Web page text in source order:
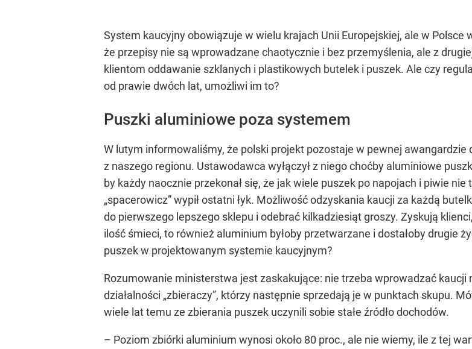
System kaucyjny obowiązuje w wielu krajach Unii Europejskiej, ale w
że przepisy nie są wprowadzane chaotycznie i bez przemyślenia, ale z
klientom oddawanie szklanych i plastikowych butelek i puszek. Ale czy
od prawie dwóch lat, umożliwi im to?
Puszki aluminiowe poza systemem
W lutym informowaliśmy, że polski projekt pozostaje w pewnej
z naszego regionu. Ustawodawca wyłączył z niego choćby aluminiowe
by każdy naocznie przekonał się, że jak wiele puszek po napojach i piwie
„spacerowicz” wypił ostatni łyk. Możliwość odzyskania kaucji za każdą
do pierwszego lepszego sklepu i odebrać kilkadziesiąt groszy. Zyskują
ilość śmieci, to również aluminium byłoby przetwarzane i dostałoby drugie
puszek w projektowanym systemie kaucyjnym?
Rozumowanie ministerstwa jest zaskakujące: nie trzeba wprowadzać
działalności „zbieraczy”, którzy następnie sprzedają je w punktach skupu.
wiele lat temu ze zbierania puszek uczynili sobie stałe źródło dochodów.
– Poziom zbiórki aluminium wynosi około 80 proc., ale nie wiemy, ile z tej